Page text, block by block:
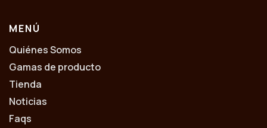
MENÚ
Quiénes Somos
Gamas de producto
Tienda
Noticias
Faqs